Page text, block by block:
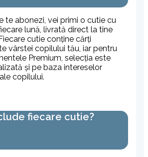
te abonezi, vei primi o cutie cu
lună, livrată direct la tine
cutie conține cărți
vârstei copilului tău, iar pentru
Premium, selecția este
și pe baza intereselor
copilului.
fiecare cutie?